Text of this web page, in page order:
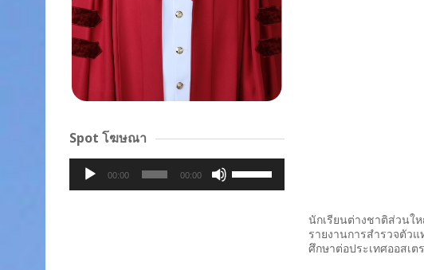
นักเรียนต่างชาติส่วนให
รายงานการสำรวจตัวแ
ศึกษาต่อประเทศออสเต
Spot โฆษณา
Audio
Player
00:00 00:00
Up/Down
Arrow